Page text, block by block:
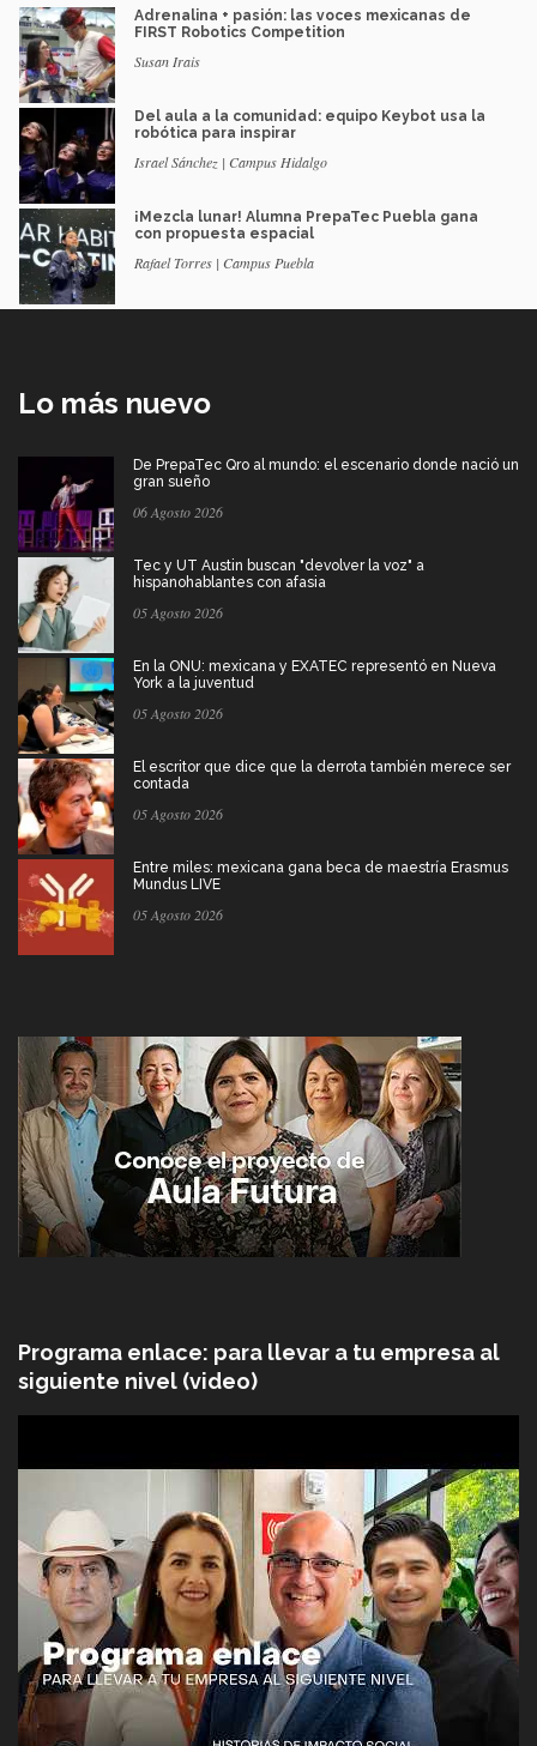
Adrenalina + pasión: las voces mexicanas de
FIRST Robotics Competition
Susan Irais
Del aula a la comunidad: equipo Keybot usa la
robótica para inspirar
Israel Sánchez | Campus Hidalgo
¡Mezcla lunar! Alumna PrepaTec Puebla gana
con propuesta espacial
Rafael Torres | Campus Puebla
Lo más nuevo
De PrepaTec Qro al mundo: el escenario donde nació un
gran sueño
06 Agosto 2026
Tec y UT Austin buscan "devolver la voz" a
hispanohablantes con afasia
05 Agosto 2026
En la ONU: mexicana y EXATEC representó en Nueva
York a la juventud
05 Agosto 2026
El escritor que dice que la derrota también merece ser
contada
05 Agosto 2026
Entre miles: mexicana gana beca de maestría Erasmus
Mundus LIVE
05 Agosto 2026
Programa enlace: para llevar a tu empresa al
siguiente nivel (video)